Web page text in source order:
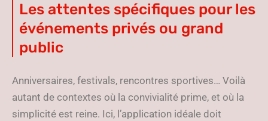
Les attentes spécifiques pour les
événements privés ou grand
public
Anniversaires, festivals, rencontres sportives… Voilà
autant de contextes où la convivialité prime, et où la
simplicité est reine. Ici, l’application idéale doit